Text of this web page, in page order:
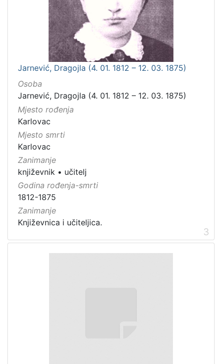
Jarnević, Dragojla (4. 01. 1812 – 12. 03. 1875)
Osoba
Jarnević, Dragojla (4. 01. 1812 – 12. 03. 1875)
Mjesto rođenja
Karlovac
Mjesto smrti
Karlovac
Zanimanje
književnik • učitelj
Godina rođenja-smrti
1812-1875
Zanimanje
Književnica i učiteljica.
3